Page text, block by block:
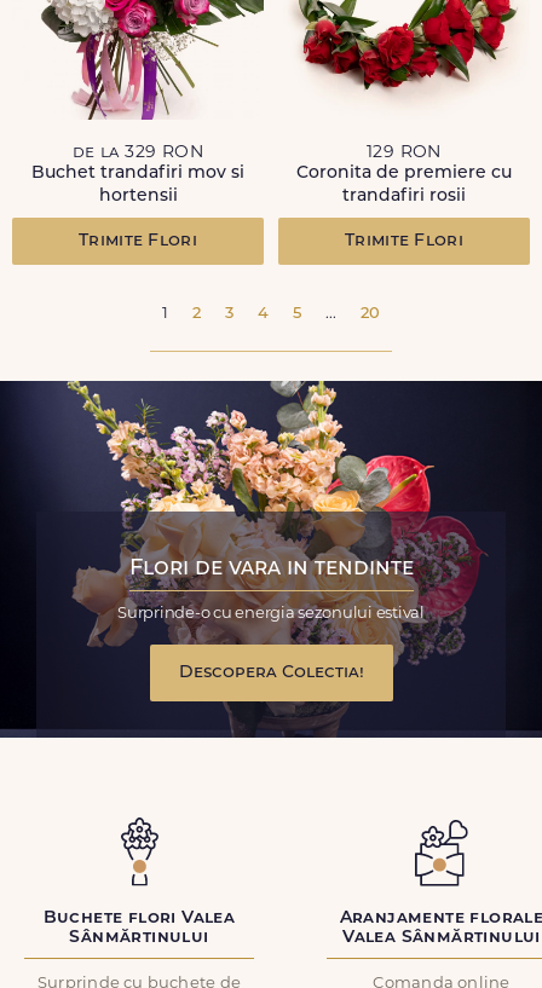
de la 329 RON
Buchet trandafiri mov si
hortensii
Trimite Flori
129 RON
Coronita de premiere cu
trandafiri rosii
Trimite Flori
1 2 3 4 5 ... 20
Flori de vara in tendinte
Surprinde-o cu energia sezonului estival
Descopera Colectia!
Buchete flori Valea
Sânmărtinului
Surprinde cu buchete de
Aranjamente
Valea Sânmărtinului
Comanda online